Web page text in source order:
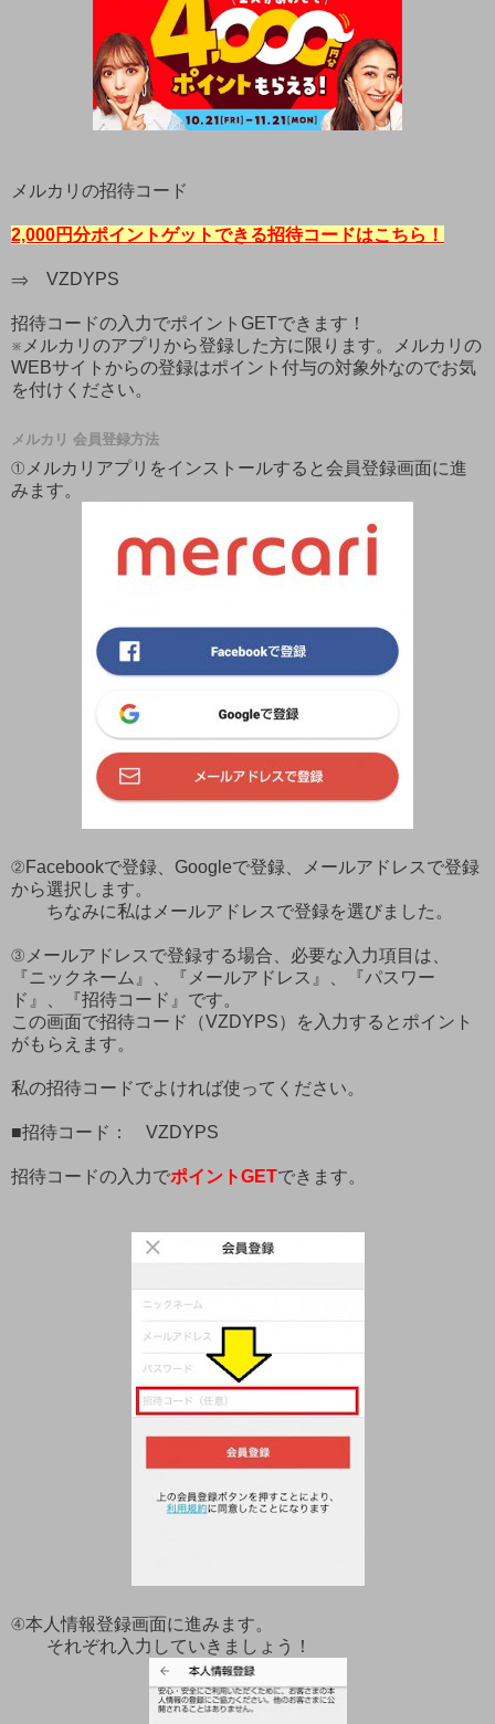
メルカリの招待コード
2,000円分ポイントゲットできる招待コードはこちら！
⇒ VZDYPS
招待コードの入力でポイント GETできます！
※メルカリのアプリから登録した方に限ります。メルカリの
WEBサイトからの登録はポイント付与の対象外なのでお気
を付けください。
メルカリ 会員登録方法
①メルカリアプリをインストールすると会員登録画面に進
みます。
②Facebookで登録、Googleで登録、メールアドレスで登録
から選択します。
ちなみに私はメールアドレスで登録を選びました。
③メールアドレスで登録する場合、必要な入力項目は、
『ニックネーム』、『メールアドレス』、『パスワー
ド』、『招待コード』です。
この画面で招待コード（VZDYPS）を入力するとポイント
がもらえます。
私の招待コードでよければ使ってください。
■招待コード： VZDYPS
招待コードの入力でポイントGETできます。
④本人情報登録画面に進みます。
それぞれ入力していきましょう！